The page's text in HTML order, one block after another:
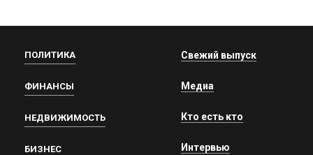
ПОЛИТИКА
ФИНАНСЫ
НЕДВИЖИМОСТЬ
БИЗНЕС
Свежий выпуск
Медиа
Кто есть кто
Интервью